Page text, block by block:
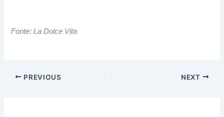
Fonte: La Dolce Vita
PREVIOUS NEXT